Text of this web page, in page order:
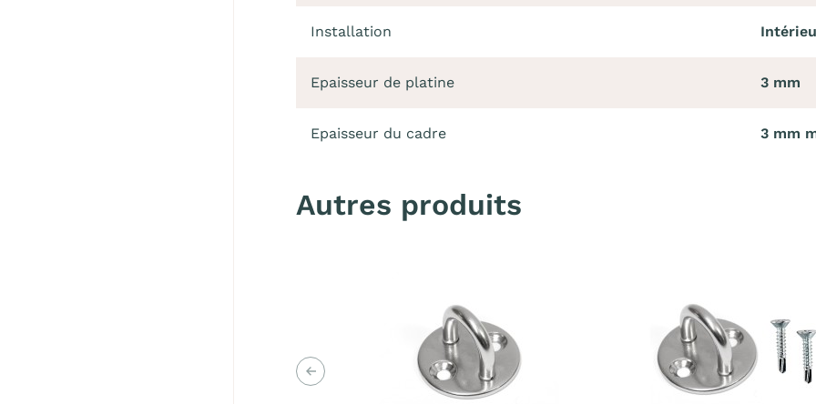
Installation
Epaisseur de platine 3 mm
Epaisseur du cadre 3 mm
Autres produits
Précédent